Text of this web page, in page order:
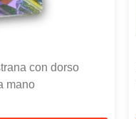
con dorso
mano